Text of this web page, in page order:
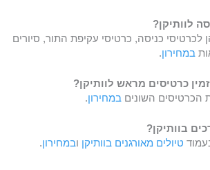
לוותיקן?
לכרטיסי כניסה, כרטיסי עקיפת התור, סיורים
במחירון.
כרטיסים מראש לוותיקן?
הכרטיסים השונים במחירון.
בוותיקן?
טיולים מאורגנים בוותיקן ובמחירון.